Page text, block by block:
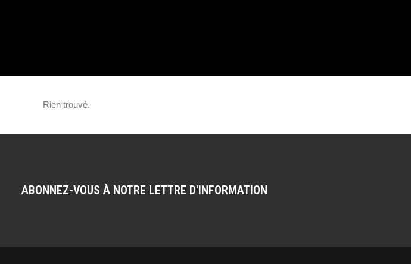
Rien trouvé.
ABONNEZ-VOUS À NOTRE LETTRE D'INFORMATION